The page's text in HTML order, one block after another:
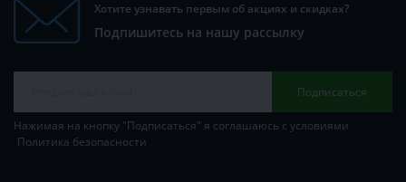
Хотите узнавать первым об акциях и скидках?
Подпишитесь на нашу рассылку
Подписаться
Нажимая на кнопку "Подписаться" я соглашаюсь с условиями
Политика безопасности